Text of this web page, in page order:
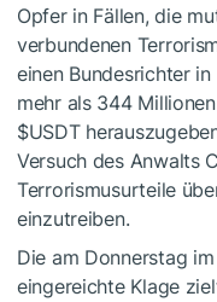
Opfer in Fällen, die
verbundenen
einen Bundesrichter
mehr als 344
$USDT
Versuch des Anwalts
Terrorismusurteile
einzutreiben.
Die am Donnerstag
eingereichte Klage